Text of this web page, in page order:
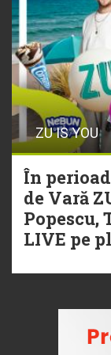
ZU IS YOU
În
de Vară
Popescu,
LIVE pe